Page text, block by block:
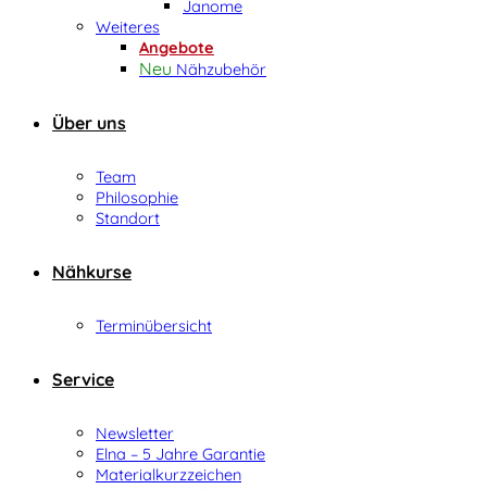
Janome
Weiteres
Angebote
Nähzubehör
Über uns
Team
Philosophie
Standort
Nähkurse
Terminübersicht
Service
Newsletter
Elna – 5 Jahre Garantie
Materialkurzzeichen